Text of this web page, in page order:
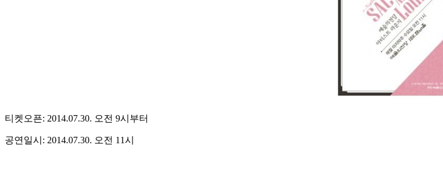
티켓오픈: 2014.07.30. 오전 9시부터
공연일시: 2014.07.30. 오전 11시